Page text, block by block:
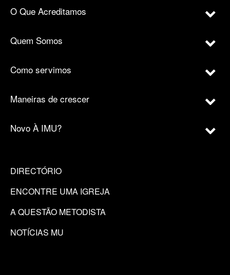
O Que Acreditamos
Quem Somos
Como servimos
Maneiras de crescer
Novo À IMU?
DIRECTÓRIO
ENCONTRE UMA IGREJA
A QUESTÃO METODISTA
NOTÍCIAS MU